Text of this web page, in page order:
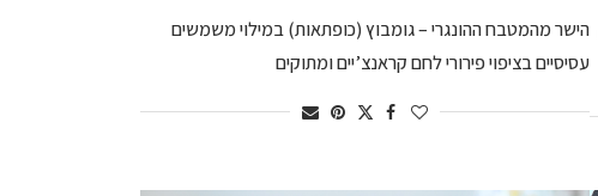
הישר מהמטבח ההונגרי – גומבוץ (כופתאות) במילוי משמשים
עסיסיים בציפוי פירורי לחם קראנצ’יים ומתוקים